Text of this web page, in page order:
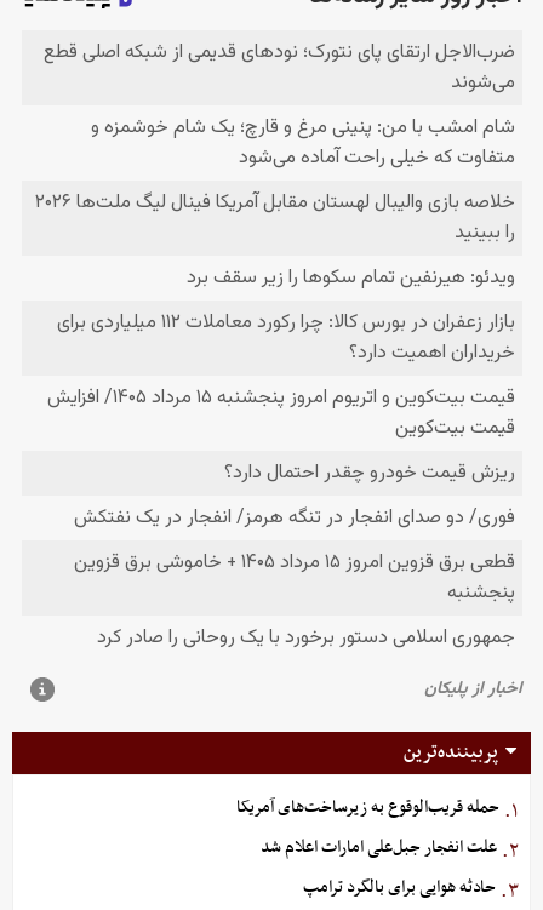
پربیننده‌ترین
۱. حمله قریب‌الوقوع به زیرساخت‌های آمریکا
۲. علت انفجار جبل‌علی امارات اعلام شد
۳. حادثه هوایی برای بالگرد ترامپ